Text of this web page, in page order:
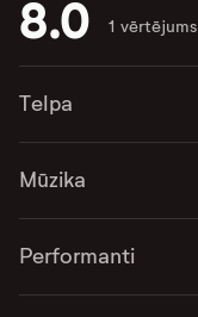
8.0 1 vērtējums
Telpa
Mūzika
Performanti